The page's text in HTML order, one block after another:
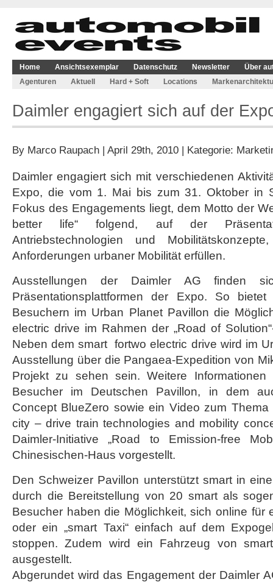
Home Ansichtsexemplar Datenschutz Newsletter
Über
Agenturen
Aktuell Hard + Soft Locations
Daimler engagiert sich auf der
By Marco Raupach | April 29th, 2010 | Kategorie:
Daimler engagiert sich mit verschiedenen
Expo, die vom 1. Mai bis zum 31. Oktober in
Fokus des Engagements liegt, dem Motto der
better life“ folgend, auf der
Antriebstechnologien und
Anforderungen urbaner Mobilität erfüllen.
Ausstellungen der Daimler AG finden
Präsentationsplattformen der Expo. So
Besuchern im Urban Planet Pavillon die
electric drive im Rahmen der „Road of
Neben dem smart fortwo electric drive wird im
Ausstellung über die Pangaea-Expedition von
Projekt zu sehen sein. Weitere
Besucher im Deutschen Pavillon, in dem
Concept BlueZero sowie ein Video zum Thema
city – drive train technologies and mobility
Daimler-Initiative „Road to Emission-free
Chinesischen-Haus vorgestellt.
Den Schweizer Pavillon unterstützt smart in
durch die Bereitstellung von 20 smart als
Besucher haben die Möglichkeit, sich online für
oder ein „smart Taxi“ einfach auf dem
stoppen. Zudem wird ein Fahrzeug von
ausgestellt.
Abgerundet wird das Engagement der Daimler